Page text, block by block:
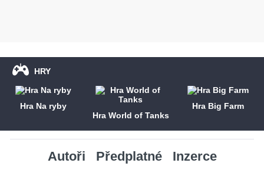
HRY
Hra Na ryby
Hra World of Tanks
Hra Big Farm
Autoři Předplatné Inzerce